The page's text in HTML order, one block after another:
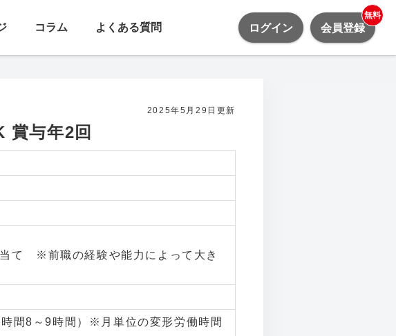
コラム よくある質問 ログイン 会員登録
無料
2025年5月29日更新
賞与年2回
て ※前職の経験や能力によって大き
間8～9時間）※月単位の変形労働時間